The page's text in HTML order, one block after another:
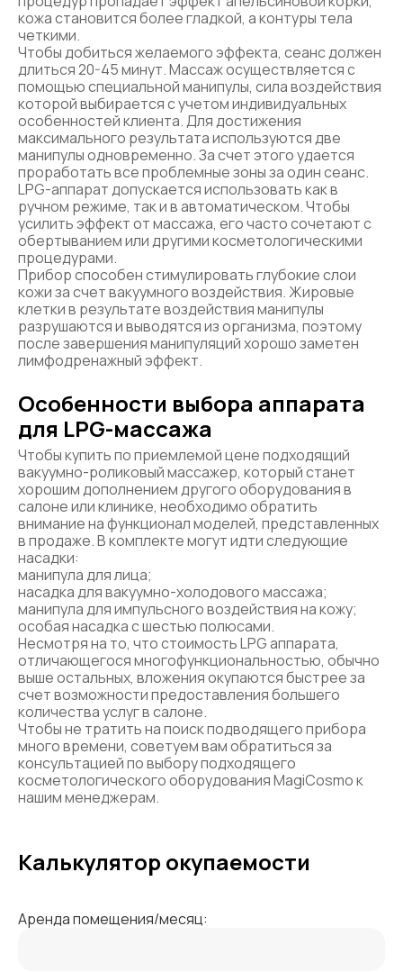
кожа становится более гладкой, а контуры тела
четкими.
Чтобы добиться желаемого эффекта, сеанс должен
длиться 20-45 минут. Массаж осуществляется с
помощью специальной манипулы, сила воздействия
которой выбирается с учетом индивидуальных
особенностей клиента. Для достижения
максимального результата используются две
манипулы одновременно. За счет этого удается
проработать все проблемные зоны за один сеанс.
LPG-аппарат допускается использовать как в
ручном режиме, так и в автоматическом. Чтобы
усилить эффект от массажа, его часто сочетают с
обертыванием или другими косметологическими
процедурами.
Прибор способен стимулировать глубокие слои
кожи за счет вакуумного воздействия. Жировые
клетки в результате воздействия манипулы
разрушаются и выводятся из организма, поэтому
после завершения манипуляций хорошо заметен
лимфодренажный эффект.
Особенности выбора аппарата
для LPG-массажа
Чтобы купить по приемлемой цене подходящий
вакуумно-роликовый массажер, который станет
хорошим дополнением другого оборудования в
салоне или клинике, необходимо обратить
внимание на функционал моделей, представленных
в продаже. В комплекте могут идти следующие
насадки:
манипула для лица;
насадка для вакуумно-холодового массажа;
манипула для импульсного воздействия на кожу;
особая насадка с шестью полюсами.
Несмотря на то, что стоимость LPG аппарата,
отличающегося многофункциональностью, обычно
выше остальных, вложения окупаются быстрее за
счет возможности предоставления большего
количества услуг в салоне.
Чтобы не тратить на поиск подводящего прибора
много времени, советуем вам обратиться за
консультацией по выбору подходящего
косметологического оборудования MagiCosmo к
нашим менеджерам.
Калькулятор окупаемости
Аренда помещения/месяц: